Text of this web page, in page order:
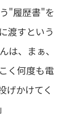
"履歴書"を
渡すという
は、まぁ、
く何度も電
げかけてく